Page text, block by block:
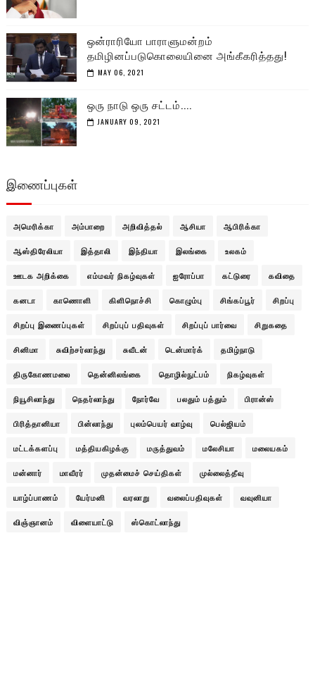
ஒன்ராரியோ பாராளுமன்றம்
தமிழினப்படுகொலையினை அங்கீகரித்தது!
MAY 06, 2021
ஒரு நாடு ஒரு சட்டம்....
JANUARY 09, 2021
இணைப்புகள்
அமெரிக்கா அம்பாறை அறிவித்தல் ஆசியா ஆபிரிக்கா
ஆஸ்திரேலியா இத்தாலி இந்தியா இலங்கை உலகம்
ஊடக அறிக்கை எம்மவர் நிகழ்வுகள் ஐரோப்பா கட்டுரை கவிதை
கனடா காணொளி கிளிநொச்சி கொழும்பு சிங்கப்பூர் சிறப்பு
சிறப்பு இணைப்புகள் சிறப்புப் பதிவுகள் சிறப்புப் பார்வை சிறுகதை
சினிமா சுவிற்சர்லாந்து சுவீடன் டென்மார்க் தமிழ்நாடு
திருகோணமலை தென்னிலங்கை தொழில்நுட்பம் நிகழ்வுகள்
நியூசிலாந்து நெதர்லாந்து நோர்வே பலதும் பத்தும் பிரான்ஸ்
பிரித்தானியா பின்லாந்து புலம்பெயர் வாழ்வு பெல்ஜியம்
மட்டக்களப்பு மத்தியகிழக்கு மருத்துவம் மலேசியா மலையகம்
மன்னார் மாவீரர் முதன்மைச் செய்திகள் முல்லைத்தீவு
யாழ்ப்பாணம் யேர்மனி வரலாறு வலைப்பதிவுகள் வவுனியா
விஞ்ஞானம் விளையாட்டு ஸ்கொட்லாந்து